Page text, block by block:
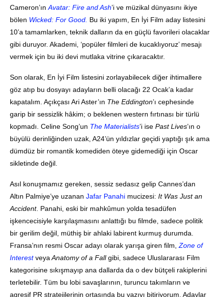
Cameron’ın Avatar: Fire and Ash’i ve müzikal dünyasını ikiye
bölen Wicked: For Good. Bu iki yapım, En İyi Film aday listesini
10’a tamamlarken, teknik dalların da en güçlü favorileri olacaklar
gibi duruyor. Akademi, ‘popüler filmleri de kucaklıyoruz’ mesajı
vermek için bu iki devi mutlaka vitrine çıkaracaktır.
Son olarak, En İyi Film listesini zorlayabilecek diğer ihtimallere
göz atıp bu dosyayı adayların belli olacağı 22 Ocak’a kadar
kapatalım. Açıkçası Ari Aster’ın The Eddington’ı cephesinde
garip bir sessizlik hâkim; o beklenen western fırtınası bir türlü
kopmadı. Celine Song’un The Materialists’i ise Past Lives’ın o
büyülü derinliğinden uzak, A24’ün yıldızlar geçidi yaptığı şık ama
dümdüz bir romantik komediden öteye gidemediği için Oscar
sikletinde değil.
Asıl konuşmamız gereken, sessiz sedasız gelip Cannes’dan
Altın Palmiye’ye uzanan Jafar Panahi mucizesi: It Was Just an
Accident. Panahi, eski bir mahkûmun yolda tesadüfen
işkencecisiyle karşılaşmasını anlattığı bu filmde, sadece politik
bir gerilim değil, müthiş bir ahlaki labirent kurmuş durumda.
Fransa’nın resmi Oscar adayı olarak yarışa giren film, Zone of
Interest veya Anatomy of a Fallgibi, sadece Uluslararası Film
kategorisine sıkışmayıp ana dallarda da o dev bütçeli rakiplerini
terletebilir. Tüm bu lobi savaşlarının, turuncu takımların ve
agresif PR stratejilerinin ortasında bu yazıyı bitiriyorum. Adaylar